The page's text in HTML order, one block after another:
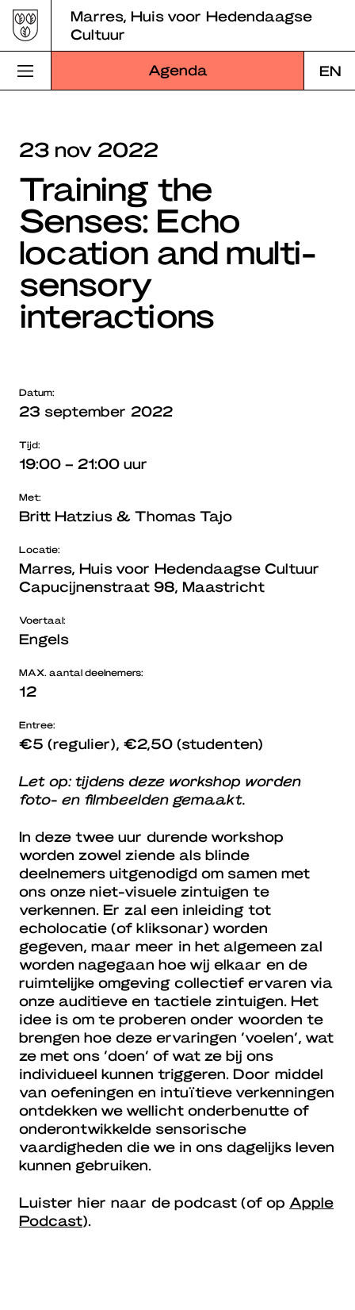
Skip
to
content
Marres, Huis voor Hedendaagse
Cultuur
Agenda EN
Programma
Educatie
Over Marres
Marres Kitchen
Shop
23 nov 2022
Training the
Senses: Echo
location and multi-
sensory
interactions
Datum:
23 september 2022
Tijd:
19:00 – 21:00 uur
Met:
Britt Hatzius & Thomas Tajo
Locatie:
Marres, Huis voor Hedendaagse Cultuur
Capucijnenstraat 98, Maastricht
Voertaal:
Engels
MAX. aantal deelnemers:
12
Entree:
€5 (regulier), €2,50 (studenten)
Let op: tijdens deze workshop worden
foto- en filmbeelden gemaakt.
In deze twee uur durende workshop
worden zowel ziende als blinde
deelnemers uitgenodigd om samen met
ons onze niet-visuele zintuigen te
verkennen. Er zal een inleiding tot
echolocatie (of kliksonar) worden
gegeven, maar meer in het algemeen zal
worden nagegaan hoe wij elkaar en de
ruimtelijke omgeving collectief ervaren via
onze auditieve en tactiele zintuigen. Het
idee is om te proberen onder woorden te
brengen hoe deze ervaringen ‘voelen’, wat
ze met ons ‘doen’ of wat ze bij ons
individueel kunnen triggeren. Door middel
van oefeningen en intuïtieve verkenningen
ontdekken we wellicht onderbenutte of
onderontwikkelde sensorische
vaardigheden die we in ons dagelijks leven
kunnen gebruiken.
Luister hier naar de podcast (of op Apple
Podcast).